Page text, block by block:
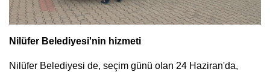
Nilüfer Belediyesi'nin hizmeti
Nilüfer Belediyesi de, seçim günü olan 24 Haziran'da,